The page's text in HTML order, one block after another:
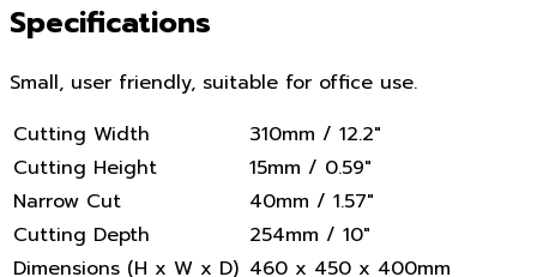
Specifications
Small, user friendly, suitable for office use.
Cutting Width
310mm / 12.2″
Cutting Height
15mm / 0.59″
Narrow Cut
40mm / 1.57″
Cutting Depth
254mm / 10″
Dimensions (H x W x D) 460 x 450 x 400mm